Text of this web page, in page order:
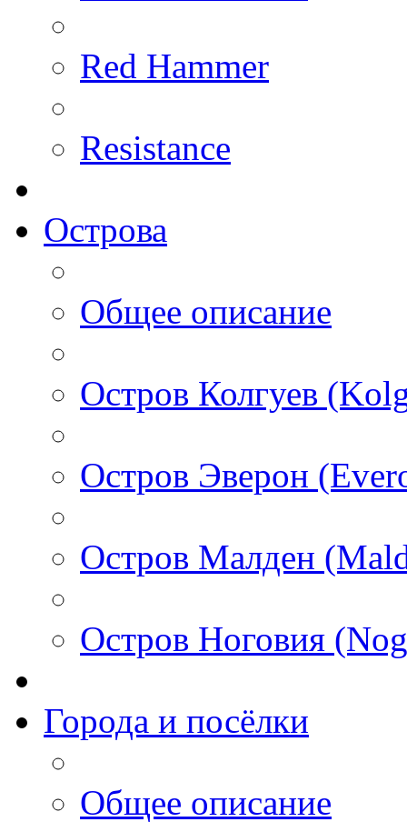
Red Hammer
Resistance
Острова
Общее описание
Остров Колгуев
Остров Эверон
Остров Малден
Остров Ноговия
Города и посёлки
Общее описание